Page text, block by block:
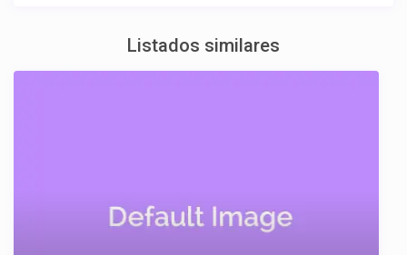
Listados similares